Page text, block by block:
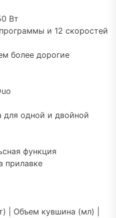
Вт
и 12 скоростей
более дорогие
одной и двойной
функция
прилавке
| Объем кувшина (мл) |